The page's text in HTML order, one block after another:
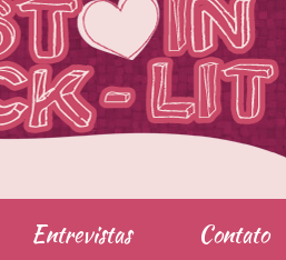
Entrevistas Contato